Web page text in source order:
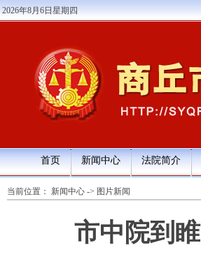
2026年8月6日星期四
首页 新闻中心 法院简介
当前位置： 新闻中心 -> 图片新闻
市中院到